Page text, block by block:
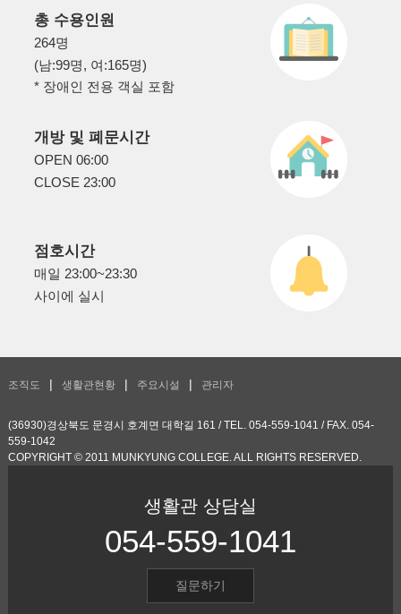
총 수용인원
264명
(남:99명, 여:165명)
* 장애인 전용 객실 포함
개방 및 폐문시간
OPEN 06:00
CLOSE 23:00
점호시간
매일 23:00~23:30
사이에 실시
조직도 생활관현황 주요시설 관리자
(36930)경상북도 문경시 호계면 대학길 161 / TEL. 054-559-1041 / FAX. 054-
559-1042
COPYRIGHT © 2011 MUNKYUNG COLLEGE. ALL RIGHTS RESERVED.
생활관 상담실
054-559-1041
질문하기